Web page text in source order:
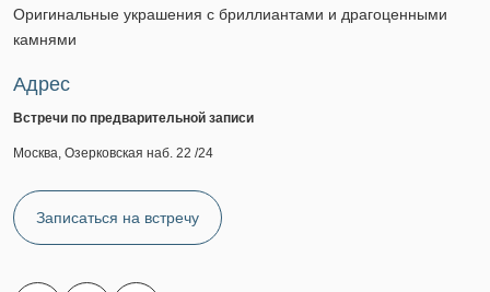
Оригинальные украшения с бриллиантами и драгоценными
камнями
Адрес
Встречи по предварительной записи
Москва, Озерковская наб. 22 /24
Записаться на встречу